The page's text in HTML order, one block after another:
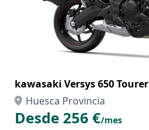
kawasaki Versys 650 Tourer
Huesca Provincia
Desde 256 €/mes